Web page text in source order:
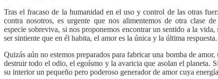
Tras el fracaso de la humanidad en el uso y control de las otras
contra nosotros, es urgente que nos alimentemos de otra clase
especie sobreviva, si nos proponemos encontrar un sentido a la
ser sintiente que en él habita, el amor es la única y la última respuesta.
Quizás aún no estemos preparados para fabricar una bomba de
destruir todo el odio, el egoísmo y la avaricia que asolan el planeta.
su interior un pequeño pero poderoso generador de amor cuya